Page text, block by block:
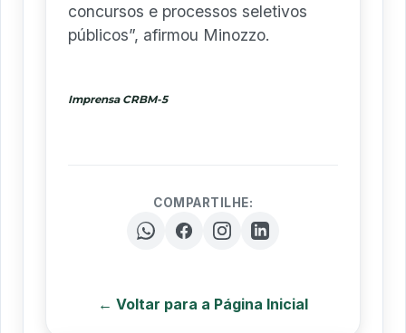
concursos e processos seletivos
públicos”, afirmou Minozzo.
Imprensa CRBM-5
COMPARTILHE:
← Voltar para a Página Inicial